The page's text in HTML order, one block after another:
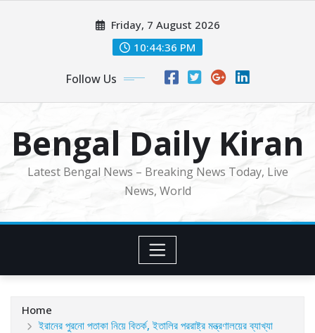
Friday, 7 August 2026
10:44:38 PM
Follow Us
Bengal Daily Kiran
Latest Bengal News – Breaking News Today, Live
News, World
Home
ইরানের পুরনো পতাকা নিয়ে বিতর্ক, ইতালির পররাষ্ট্র মন্ত্রণালয়ের ব্যাখ্যা